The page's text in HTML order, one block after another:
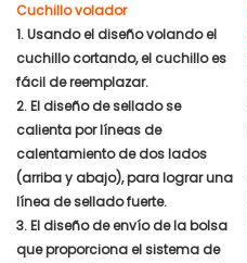
Cuchillo volador
1. Usando el diseño volando el
cuchillo cortando, el cuchillo es
fácil de reemplazar.
2. El diseño de sellado se
calienta por líneas de
calentamiento de dos lados
(arriba y abajo), para lograr una
línea de sellado fuerte.
3. El diseño de envío de la bolsa
que proporciona el sistema de